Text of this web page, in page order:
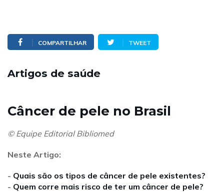
COMPARTILHAR TWEET
Artigos de saúde
Câncer de pele no Brasil
© Equipe Editorial Bibliomed
Neste Artigo:
- Quais são os tipos de câncer de pele existentes?
- Quem corre mais risco de ter um câncer de pele?